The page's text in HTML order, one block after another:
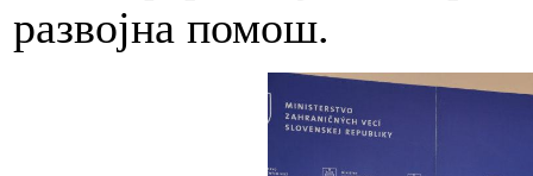
развојна помош.